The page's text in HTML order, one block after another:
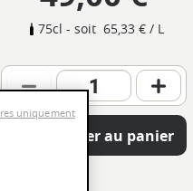
75cl - soit 65,33 €/ L
Ajouter au panier
uniquement